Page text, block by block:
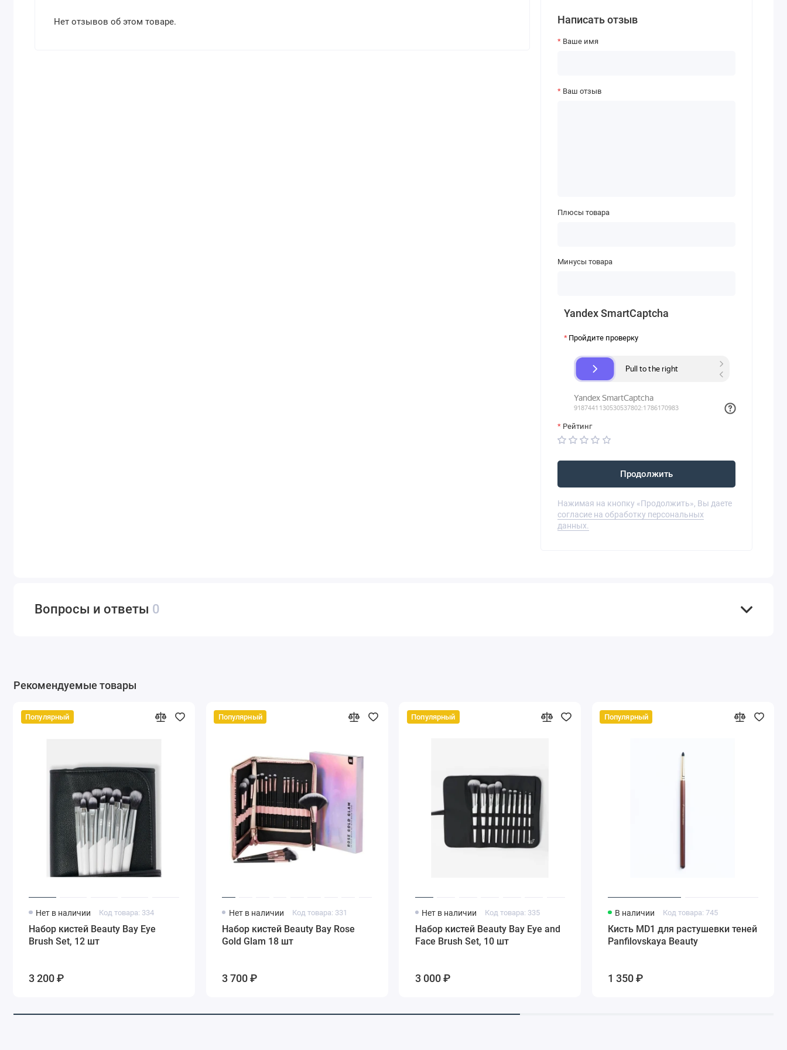
Нет отзывов об этом товаре. Написать отзыв
Ваше имя
Ваш отзыв
Плюсы товара
Минусы товара
Yandex SmartCaptcha
Пройдите проверку
Рейтинг
Продолжить
Нажимая на кнопку «Продолжить», Вы даете
согласие на обработку персональных
данных.
Вопросы и ответы 0
Рекомендуемые товары
Популярный
Нет в наличии Код товара: 334
Набор кистей Beauty Bay Eye
Brush Set, 12 шт
3 200 ₽
Популярный
Нет в наличии Код товара: 331
Набор кистей Beauty Bay Rose
Gold Glam 18 шт
3 700 ₽
Популярный
Нет в наличии Код товара: 335
Набор кистей Beauty Bay Eye and
Face Brush Set, 10 шт
3 000 ₽
Популярный
В наличии Код товара: 745
Кисть MD1 для растушевки теней
Panfilovskaya Beauty
1 350 ₽